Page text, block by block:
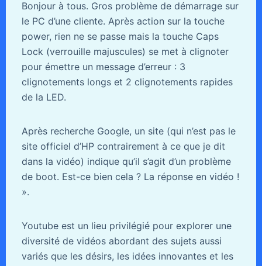
Bonjour à tous. Gros problème de démarrage sur
le PC d’une cliente. Après action sur la touche
power, rien ne se passe mais la touche Caps
Lock (verrouille majuscules) se met à clignoter
pour émettre un message d’erreur : 3
clignotements longs et 2 clignotements rapides
de la LED.
Après recherche Google, un site (qui n’est pas le
site officiel d’HP contrairement à ce que je dit
dans la vidéo) indique qu’il s’agit d’un problème
de boot. Est-ce bien cela ? La réponse en vidéo !
».
Youtube est un lieu privilégié pour explorer une
diversité de vidéos abordant des sujets aussi
variés que les désirs, les idées innovantes et les